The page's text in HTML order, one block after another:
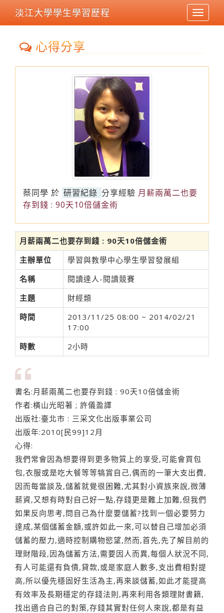
Toggle
淡江大學學生學習歷程
心得分享
蔡同學 於 研習紀錄 分享經驗 月薪兩萬二也要
存到錢 : 90天10倍儲金術
月薪兩萬二也要存到錢 : 90天10倍儲金術
主辦單位
學習與教學中心學生學習發展組
名稱
閱讀達人-閱讀競賽
主題
財經類
時間
2013/11/25 08:00 ~ 2014/02/21
17:00
時數
2小時
書名:月薪兩萬二也要存到錢 : 90天10倍儲金術
作者:橫山光昭著 ; 許儀盈譯
出版社:臺北市 : 三采文化出版事業公司
出版年:2010[民99]12月
心得:
我們常會因為想要得到更多物質上的享受,可能會買包
包,衣服或是吃大餐等等犒賞自己,偶而的一筆大支出費,
因而每當談及,儲蓄就覺很困難,尤其對小資族來說,微薄
薪資,又想有時對自己好一點,存錢更是難上加難,但我們
如果反向思考,問自己為什麼要儲蓄?找到一個必要努力
達成,某個儲蓄金額,或許如此一來,可以替自己增加必須
儲蓄的壓力,適時控制購物慾望,然而,首先,先了解目前的
理財階段,因為儲蓄方法,需要因人而異,每個人狀況不同,
有人可能還有負債,貸款,或是家庭人數多,支出費相對提
高,所以優先穩固好生活為主,再來談儲蓄,如此才能提高
有效率及長期穩定的存錢法則,再來利用各類理財書籍,
找出適合自己的對策,存錢其實對任何人來說,都是有益